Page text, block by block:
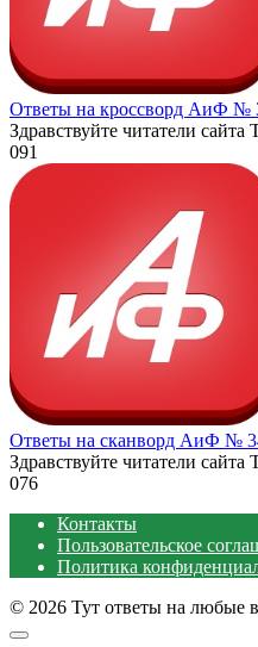
Ответы на кроссворд АиФ №
Здравствуйте читатели сайта
091
Ответы на сканворд АиФ №
Здравствуйте читатели сайта
076
Контакты
Пользовательское
Политика
© 2026 Тут ответы на любые